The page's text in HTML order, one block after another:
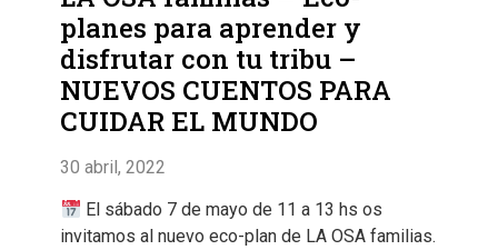
planes para aprender y
disfrutar con tu tribu –
NUEVOS CUENTOS PARA
CUIDAR EL MUNDO
30 abril, 2022
El sábado 7 de mayo de 11 a 13 hs os
invitamos al nuevo eco-plan de LA OSA familias.